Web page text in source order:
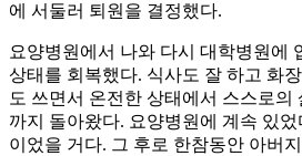
에 서둘러 퇴원을 결정했다.
요양병원에서 나와 다시 대학병원에
상태를 회복했다. 식사도 잘 하고 화
도 쓰면서 온전한 상태에서 스스로의
까지 돌아왔다. 요양병원에 계속 있
이었을 거다. 그 후로 한참동안 아버